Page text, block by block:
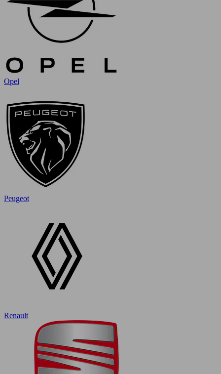
Opel
Peugeot
Renault